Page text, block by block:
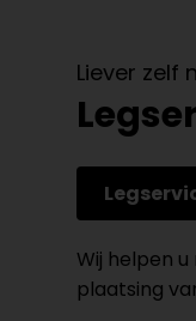
Liever zelf
Wij helpen
plaatsing